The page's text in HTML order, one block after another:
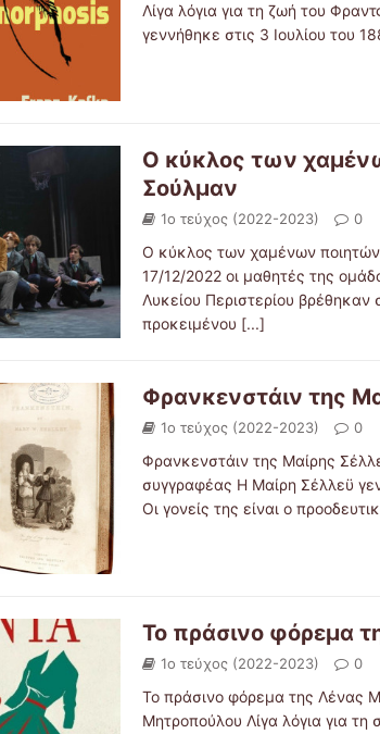
Λίγα λόγια για τη ζωή του
γεννήθηκε στις 3 Ιουλίου του
Ο κύκλος των
Σούλμαν
1ο τεύχος (2022-2023) 0
Ο κύκλος των χαμένων
17/12/2022 οι μαθητές της
Λυκείου Περιστερίου βρέθηκαν
προκειμένου [...]
Φρανκενστάιν της
1ο τεύχος (2022-2023) 0
Φρανκενστάιν της Μαίρης
συγγραφέας Η Μαίρη Σέλλεϋ
Οι γονείς της είναι ο
Το πράσινο φόρεμα
1ο τεύχος (2022-2023) 0
Το πράσινο φόρεμα της Λένας
Μητροπούλου Λίγα λόγια για